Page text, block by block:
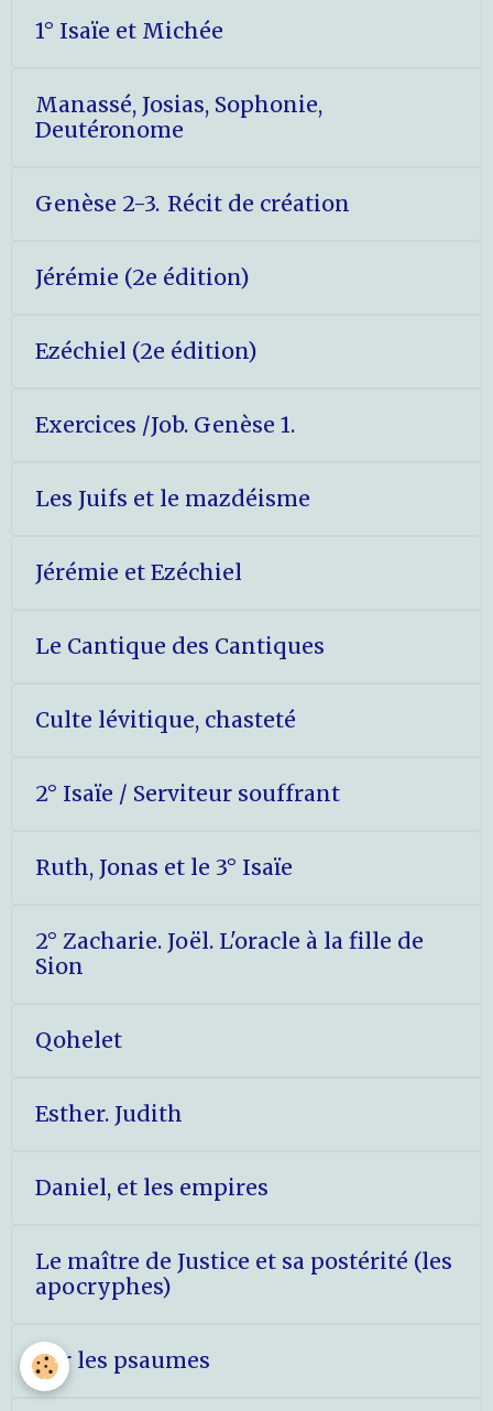
1° Isaïe et Michée
Manassé, Josias, Sophonie,
Deutéronome
Genèse 2-3. Récit de création
Jérémie (2e édition)
Ezéchiel (2e édition)
Exercices /Job. Genèse 1.
Les Juifs et le mazdéisme
Jérémie et Ezéchiel
Le Cantique des Cantiques
Culte lévitique, chasteté
2° Isaïe / Serviteur souffrant
Ruth, Jonas et le 3° Isaïe
2° Zacharie. Joël. L'oracle à la fille de
Sion
Qohelet
Esther. Judith
Daniel, et les empires
Le maître de Justice et sa postérité (les
apocryphes)
Sur les psaumes